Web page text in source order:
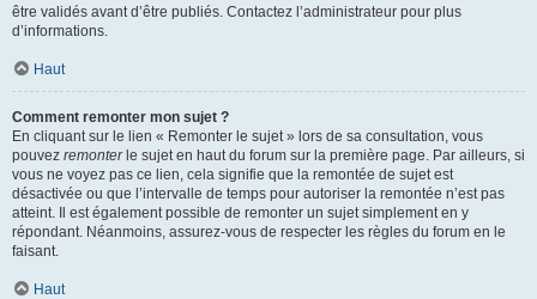
être validés avant d’être publiés. Contactez l’administrateur pour plus
d’informations.
Haut
Comment remonter mon sujet ?
En cliquant sur le lien « Remonter le sujet » lors de sa consultation, vous
pouvez remonterle sujet en haut du forum sur la première page. Par ailleurs, si
vous ne voyez pas ce lien, cela signifie que la remontée de sujet est
désactivée ou que l’intervalle de temps pour autoriser la remontée n’est pas
atteint. Il est également possible de remonter un sujet simplement en y
répondant. Néanmoins, assurez-vous de respecter les règles du forum en le
faisant.
Haut